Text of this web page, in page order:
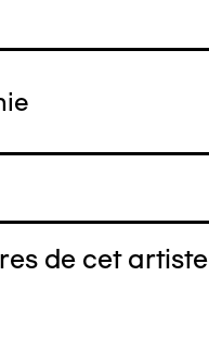
de cet artiste